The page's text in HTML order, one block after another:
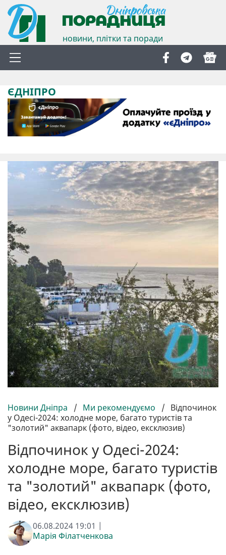
новини, плітки та поради
ЄДНІПРО
Новини Дніпра / Ми рекомендуємо / Відпочинок
у Одесі-2024: холодне море, багато туристів та
"золотий" аквапарк (фото, відео, ексклюзив)
Відпочинок у Одесі-2024:
холодне море, багато туристів
та "золотий" аквапарк (фото,
відео, ексклюзив)
06.08.2024 19:01 |
Марія Філатченкова